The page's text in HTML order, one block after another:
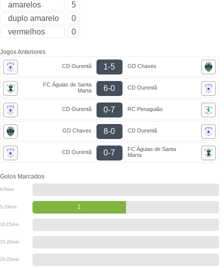
amarelos
5
duplo amarelo
0
vermelhos
0
Jogos Anteriores
CD Ourentã 1-5 GD Chaves
FC Águias de Santa
Marta
6-0 CD Ourentã
CD Ourentã 0-7 RC Penaguião
GD Chaves 8-0 CD Ourentã
CD Ourentã 0-7
FC Águias de Santa
Marta
Golos Marcados
0-5min
5-10min 1
10-15min
15-20min
20-25min